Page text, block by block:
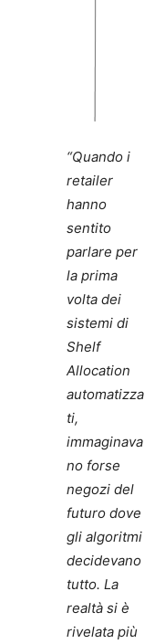
“Quando i
retailer
hanno
sentito
parlare per
la prima
volta dei
sistemi di
Shelf
Allocation
automatizza
ti,
immaginava
no forse
negozi del
futuro dove
gli algoritmi
decidevano
tutto. La
realtà si è
rivelata più